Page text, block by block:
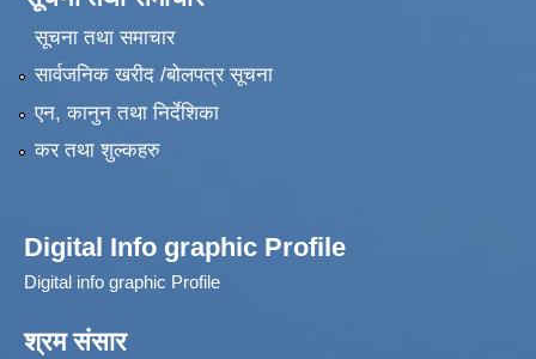
सूचना तथा समाचार
सार्वजनिक खरीद /बोलपत्र सूचना
एन, कानुन तथा निर्देशिका
कर तथा शुल्कहरु
Digital Info graphic Profile
Digital info graphic Profile
श्रम संसार